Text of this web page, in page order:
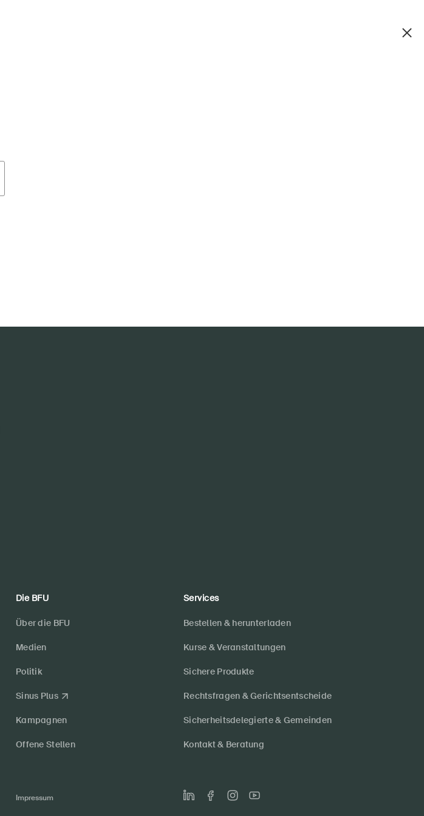
Die BFU
Über die BFU
Medien
Politik
Sinus Plus
Kampagnen
Offene Stellen
Services
Bestellen & herunterladen
Kurse & Veranstaltungen
Sichere Produkte
Rechtsfragen & Gerichtsentscheide
Sicherheitsdelegierte & Gemeinden
Kontakt & Beratung
Impressum